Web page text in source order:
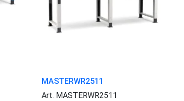
MASTERWR2511
Art. MASTERWR2511